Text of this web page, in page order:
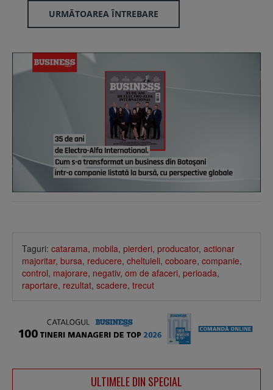
URMĂTOAREA ÎNTREBARE
Taguri: catarama, mobila, pierderi, producator, actionar
majoritar, bursa, reducere, cheltuieli, coboare, companie,
control, majorare, negativ, om de afaceri, perioada,
raportare, rezultat, scadere, trecut
ULTIMELE DIN SPECIAL